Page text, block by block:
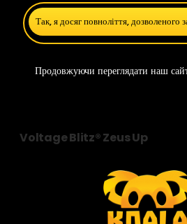
Так, я досяг повноліття, дозволеного
Продовжуючи переглядати наш
Voltage Blitz® Zeus Up